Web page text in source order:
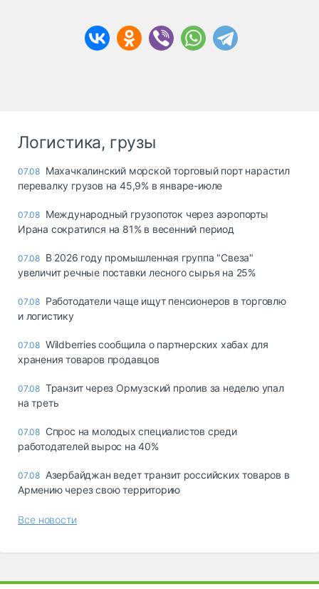
Логистика, грузы
07.08 Махачкалинский морской торговый порт нарастил
перевалку грузов на 45,9% в январе-июле
07.08 Международный грузопоток через аэропорты
Ирана сократился на 81% в весенний период
07.08 В 2026 году промышленная группа "Свеза"
увеличит речные поставки лесного сырья на 25%
07.08 Работодатели чаще ищут пенсионеров в торговлю
и логистику
07.08 Wildberries сообщила о партнерских хабах для
хранения товаров продавцов
07.08 Транзит через Ормузский пролив за неделю упал
на треть
07.08 Спрос на молодых специалистов среди
работодателей вырос на 40%
07.08 Азербайджан ведет транзит российских товаров в
Армению через свою территорию
Все новости